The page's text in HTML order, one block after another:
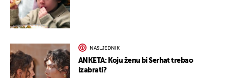
NASLJEDNIK
ANKETA: Koju ženu bi Serhat trebao
izabrati?